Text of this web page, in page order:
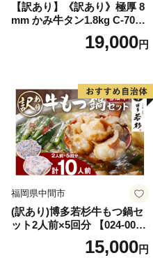
【訳あり】《訳あり》極厚 8
mm かみ牛タン1.8kg C-709-
19,000円
福岡県中間市
(訳あり)博多若杉牛もつ鍋セ
ット2人前×5回分 【024-002
15,000円